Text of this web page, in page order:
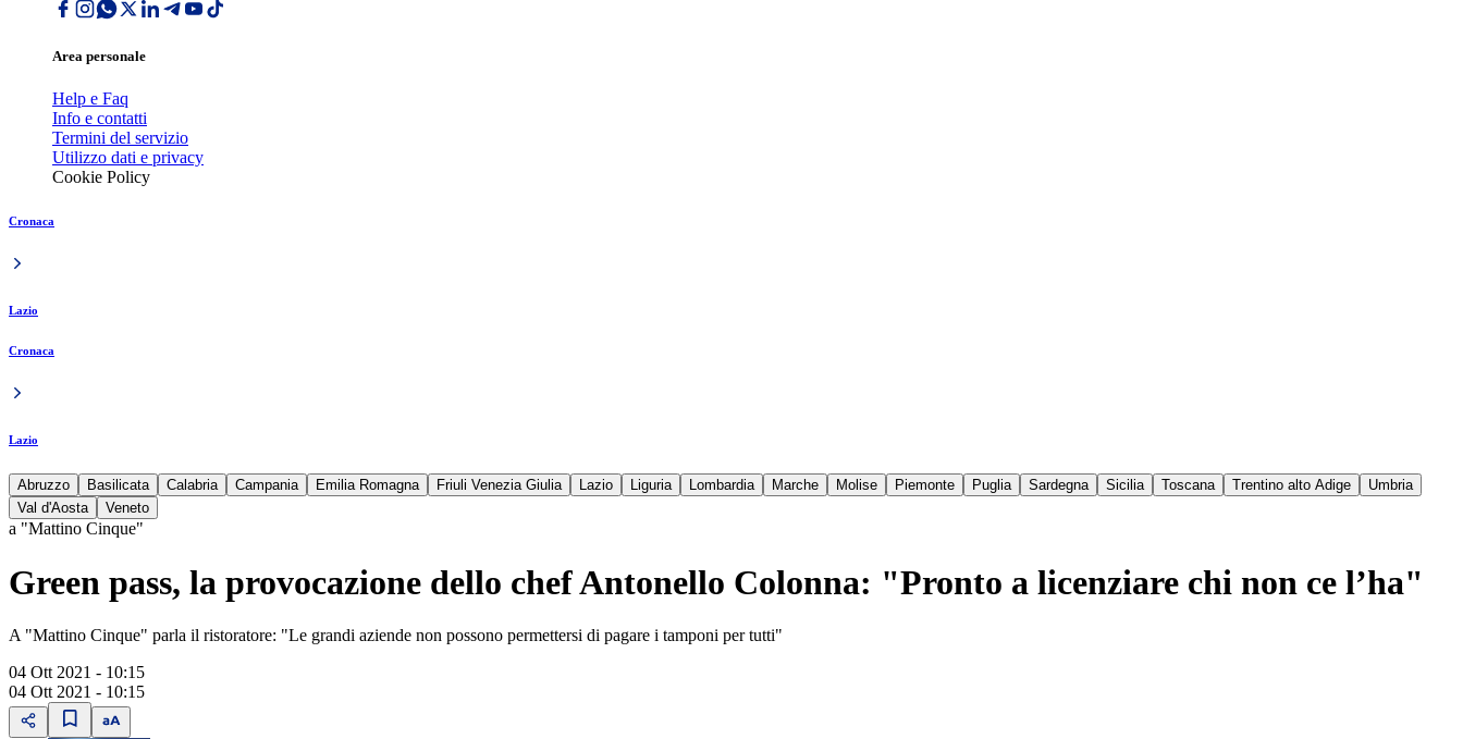
Area personale
Help e Faq
Info e contatti
Termini del servizio
Utilizzo dati e privacy
Cookie Policy
Cronaca
Lazio
Cronaca
Lazio
Abruzzo Basilicata Calabria Campania Emilia Romagna Friuli Venezia Giulia Lazio Liguria Lombardia Marche Molise Piemonte Puglia Sardegna Sicilia Toscana Trentino alto Adige
Umbria
Val d'Aosta
Veneto
a "Mattino Cinque"
Green pass, la provocazione dello chef Antonello Colonna: "Pronto a licenziare chi non ce l’ha"
A "Mattino Cinque" parla il ristoratore: "Le grandi aziende non possono permettersi di pagare i tamponi per tutti"
04 Ott 2021 - 10:15
04 Ott 2021 - 10:15